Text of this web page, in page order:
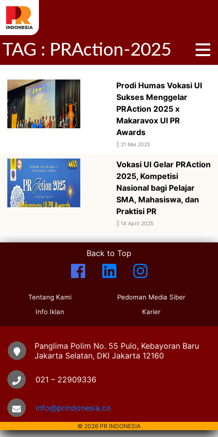
TAG : PRAction-2025
Prodi Humas Vokasi UI
Sukses Menggelar
PRAction 2025 x
Makaravox UI PR
Awards
21 Mei 2025
Vokasi UI Gelar PRAction
2025, Kompetisi
Nasional bagi Pelajar
SMA, Mahasiswa, dan
Praktisi PR
14 April 2025
Back to Top
Tentang Kami
Info Iklan
Pedoman Media Siber
Karier
Panglima Polim No. 55 Pulo, Kebayoran Baru
Jakarta Selatan, DKI Jakarta 12160
021 – 22909336
info@prindonesia.co
© 2026 PR INDONESIA